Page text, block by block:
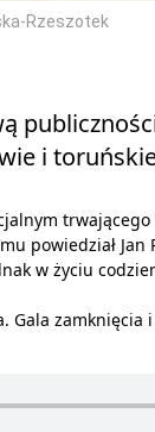
Rzeszotek
i
powiedział Jan
w życiu
zamknięcia